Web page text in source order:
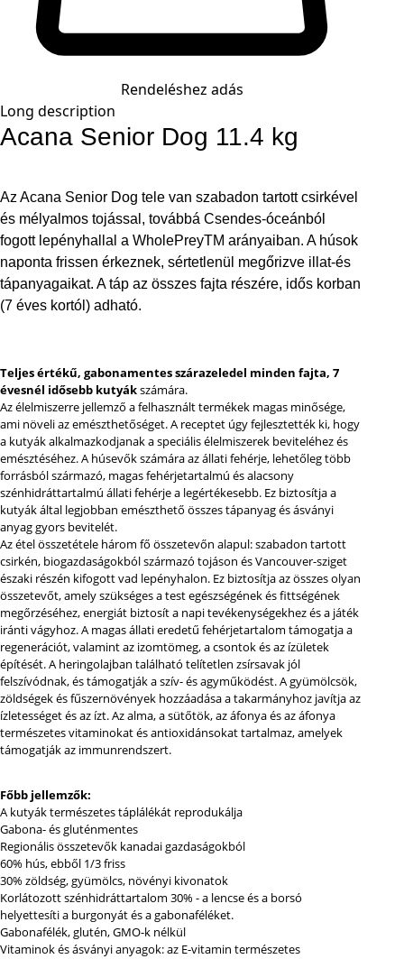
Rendeléshez adás
Long description
Acana Senior Dog 11.4 kg
Az Acana Senior Dog tele van szabadon tartott csirkével
és mélyalmos tojással, továbbá Csendes-óceánból
fogott lepényhallal a WholePreyTM arányaiban. A húsok
naponta frissen érkeznek, sértetlenül megőrizve illat-és
tápanyagaikat. A táp az összes fajta részére, idős korban
(7 éves kortól) adható.
Teljes értékű, gabonamentes szárazeledel minden fajta, 7
évesnél idősebb kutyákszámára.
Az élelmiszerre jellemző a felhasznált termékek magas minősége,
ami növeli az emészthetőséget. A receptet úgy fejlesztették ki, hogy
a kutyák alkalmazkodjanak a speciális élelmiszerek beviteléhez és
emésztéséhez. A húsevők számára az állati fehérje, lehetőleg több
forrásból származó, magas fehérjetartalmú és alacsony
szénhidráttartalmú állati fehérje a legértékesebb. Ez biztosítja a
kutyák által legjobban emészthető összes tápanyag és ásványi
anyag gyors bevitelét.
Az étel összetétele három fő összetevőn alapul: szabadon tartott
csirkén, biogazdaságokból származó tojáson és Vancouver-sziget
északi részén kifogott vad lepényhalon. Ez biztosítja az összes olyan
összetevőt, amely szükséges a test egészségének és fittségének
megőrzéséhez, energiát biztosít a napi tevékenységekhez és a játék
iránti vágyhoz. A magas állati eredetű fehérjetartalom támogatja a
regenerációt, valamint az izomtömeg, a csontok és az ízületek
építését. A heringolajban található telítetlen zsírsavak jól
felszívódnak, és támogatják a szív- és agyműködést. A gyümölcsök,
zöldségek és fűszernövények hozzáadása a takarmányhoz javítja az
ízletességet és az ízt. Az alma, a sütőtök, az áfonya és az áfonya
természetes vitaminokat és antioxidánsokat tartalmaz, amelyek
támogatják az immunrendszert.
Főbb jellemzők:
A kutyák természetes táplálékát reprodukálja
Gabona- és gluténmentes
Regionális összetevők kanadai gazdaságokból
60% hús, ebből 1/3 friss
30% zöldség, gyümölcs, növényi kivonatok
Korlátozott szénhidráttartalom 30% - a lencse és a borsó
helyettesíti a burgonyát és a gabonaféléket.
Gabonafélék, glutén, GMO-k nélkül
Vitaminok és ásványi anyagok: az E-vitamin természetes